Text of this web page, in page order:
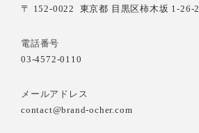
〒 152-0022 東京都 目黒区柿木坂 1-26-2
電話番号
03-4572-0110
メールアドレス
contact@brand-ocher.com